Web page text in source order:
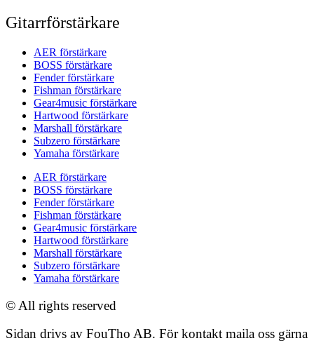
Gitarrförstärkare
AER förstärkare
BOSS förstärkare
Fender förstärkare
Fishman förstärkare
Gear4music förstärkare
Hartwood förstärkare
Marshall förstärkare
Subzero förstärkare
Yamaha förstärkare
AER förstärkare
BOSS förstärkare
Fender förstärkare
Fishman förstärkare
Gear4music förstärkare
Hartwood förstärkare
Marshall förstärkare
Subzero förstärkare
Yamaha förstärkare
© All rights reserved
Sidan drivs av FouTho AB. För kontakt maila oss gärna